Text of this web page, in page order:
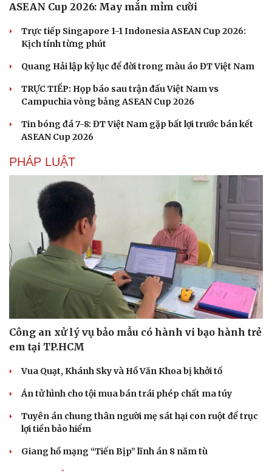
ASEAN Cup 2026: May mắn mỉm cười
Trực tiếp Singapore 1-1 Indonesia ASEAN Cup 2026:
Kịch tính từng phút
Quang Hải lập kỷ lục để đời trong màu áo ĐT Việt Nam
TRỰC TIẾP: Họp báo sau trận đấu Việt Nam vs
Campuchia vòng bảng ASEAN Cup 2026
Tin bóng đá 7-8: ĐT Việt Nam gặp bất lợi trước bán kết
ASEAN Cup 2026
PHÁP LUẬT
Công an xử lý vụ bảo mẫu có hành vi bạo hành trẻ
em tại TP.HCM
Vua Quạt, Khánh Sky và Hồ Văn Khoa bị khởi tố
Án tử hình cho tội mua bán trái phép chất ma túy
Tuyên án chung thân người mẹ sát hại con ruột để trục
lợi tiền bảo hiểm
Giang hồ mạng “Tiến Bịp” lĩnh án 8 năm tù